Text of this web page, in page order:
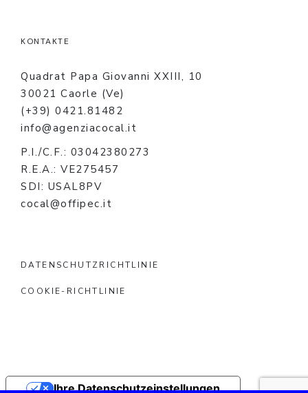
KONTAKTE
Quadrat Papa Giovanni XXIII, 10
30021 Caorle (Ve)
(+39) 0421.81482
info@agenziacocal.it
P.I./C.F.: 03042380273
R.E.A.: VE275457
SDI: USAL8PV
cocal@offipec.it
DATENSCHUTZRICHTLINIE
COOKIE-RICHTLINIE
Ihre Datenschutzeinstellungen